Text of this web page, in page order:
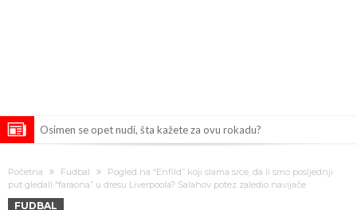
Osimen se opet nudi, šta kažete za ovu rokadu?
Sada je jasno zašto je došao: “Luda” klauzula iz Salahovog ugovora s
Početna Fudbal
Pogled na “Enfild” koji slama srce, da li smo posljednji
put gledali “faraona” u dresu Liverpoola? Salahov potez zaledio navijače
FUDBAL